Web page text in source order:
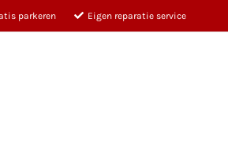
parkeren Eigen reparatie service